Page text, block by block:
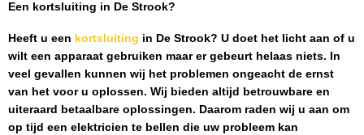
Een kortsluiting in De Strook?
Heeft u een kortsluiting in De Strook? U doet het licht aan of u
wilt een apparaat gebruiken maar er gebeurt helaas niets. In
veel gevallen kunnen wij het problemen ongeacht de ernst
van het voor u oplossen. Wij bieden altijd betrouwbare en
uiteraard betaalbare oplossingen. Daarom raden wij u aan om
op tijd een elektricien te bellen die uw probleem kan